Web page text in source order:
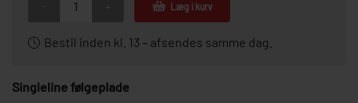
Læg i kurv
Bestil inden kl. 13 – afsendes samme dag.
Singleline følgeplade